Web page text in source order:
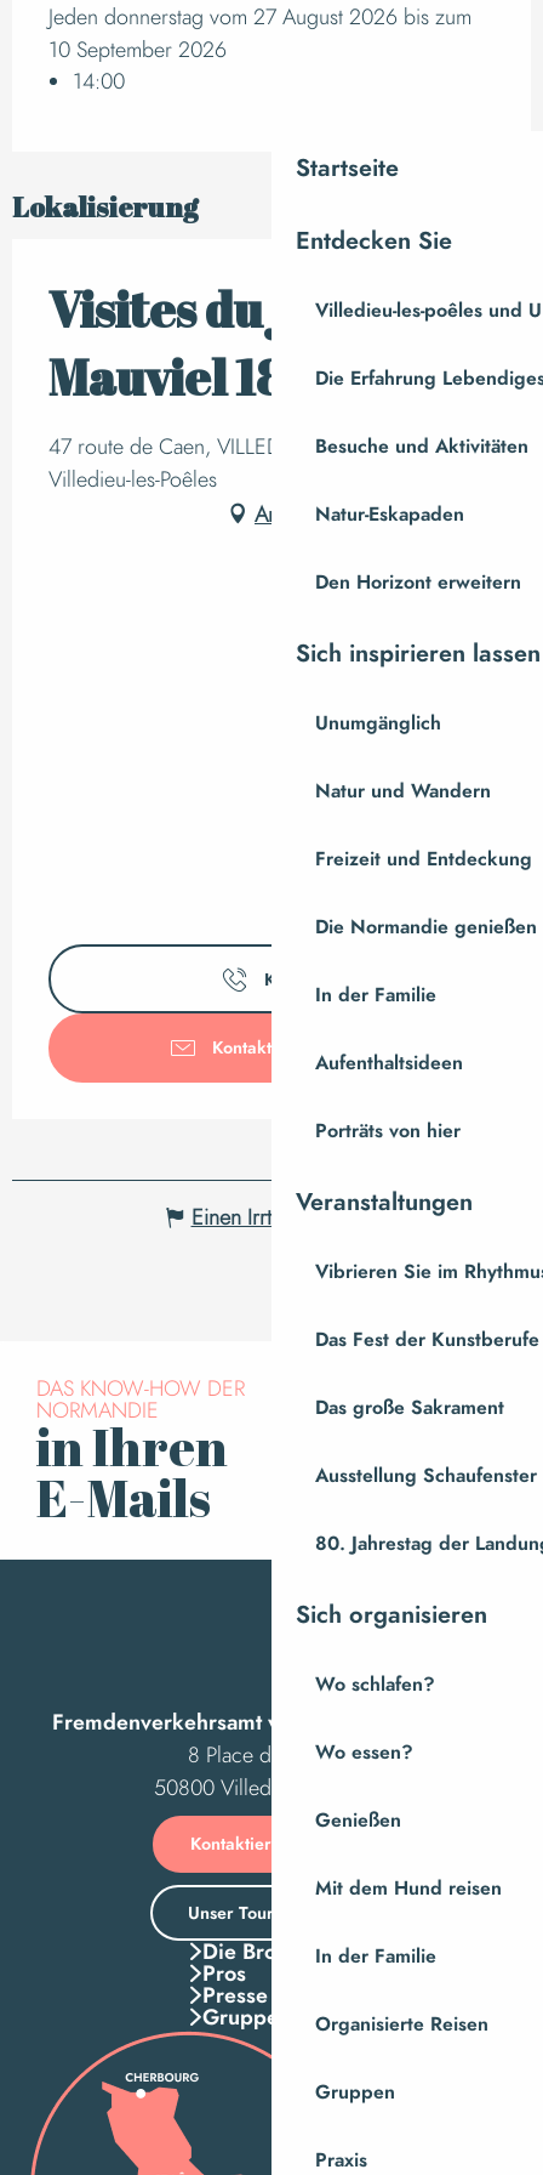
Startseite
Entdecken Sie
Villedieu-les-poêles und
Die Erfahrung
Besuche und Aktivitäten
Natur-Eskapaden
Den Horizont erweitern
Sich inspirieren lassen
Unumgänglich
Natur und Wandern
Freizeit und Entdeckung
Die Normandie genießen
In der Familie
Aufenthaltsideen
Porträts von hier
Veranstaltungen
Vibrieren Sie im
Das Fest der Kunstberufe
Das große Sakrament
Ausstellung
80. Jahrestag der
Sich organisieren
Wo schlafen?
Wo essen?
Genießen
Mit dem Hund reisen
In der Familie
Organisierte Reisen
Gruppen
Praxis
Jeden donnerstag vom 27 August 2026 bis zum
10 September 2026
14:00
Lokalisierung
Visites du jeudi |
Mauviel 1830
47 route de Caen, VILLEDIEU-LES-POELES,
Villedieu-les-Poêles
Anfahrt
Kontakt
Kontaktieren Sie uns
Einen Irrtum angeben
DAS KNOW-HOW DER
NORMANDIE
in Ihren
E-Mails
Fremdenverkehrsamt von Villedieu Intercom
8 Place des Costils
50800 Villedieu-les-Poêles
Kontaktieren Sie uns
Unser Tourismusbüro
Die Broschuren
Pros
Presse
Gruppen